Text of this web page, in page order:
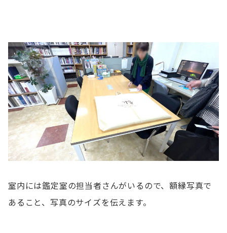
室内には鑑定室の担当者さんがいるので、額縁写真で
あること、写真のサイズを伝えます。